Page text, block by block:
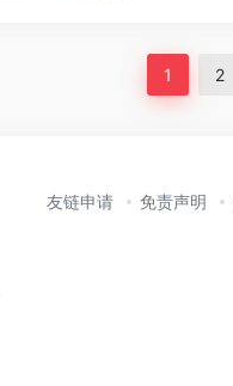
1 2
友链申请 免责声明